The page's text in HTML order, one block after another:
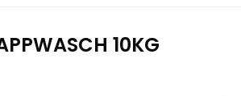
10KG